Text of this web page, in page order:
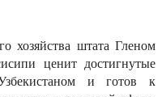
хозяйства штата Гленом
ценит достигнутые
и готов к